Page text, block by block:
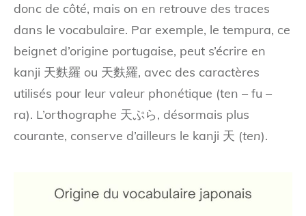
donc de côté, mais on en retrouve des traces
dans le vocabulaire. Par exemple, le tempura, ce
beignet d’origine portugaise, peut s’écrire en
kanji 天麩羅 ou 天麩羅, avec des caractères
utilisés pour leur valeur phonétique (ten – fu –
ra). L’orthographe 天ぷら, désormais plus
courante, conserve d’ailleurs le kanji 天 (ten).